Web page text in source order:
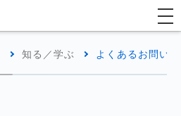
知る／学ぶ よくあるお問い